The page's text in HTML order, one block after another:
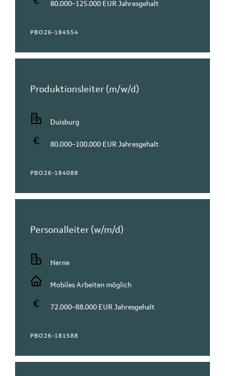
80.000–125.000 EUR Jahresgehalt
PBO26-184554
Produktionsleiter (m/w/d)
Duisburg
80.000–100.000 EUR Jahresgehalt
PBO26-184088
Personalleiter (w/m/d)
Herne
Mobiles Arbeiten möglich
72.000–88.000 EUR Jahresgehalt
PBO26-181588